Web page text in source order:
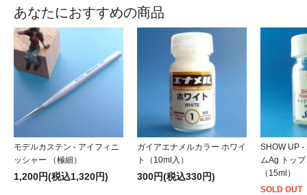
あなたにおすすめの商品
モデルカステン - アイフィニ
ッシャー （極細）
1,200円(税込1,320円)
ガイアエナメルカラー ホワイ
ト（10ml入）
300円(税込330円)
SHOW UP -
ムAg トッ
（15ml）
SOLD OUT